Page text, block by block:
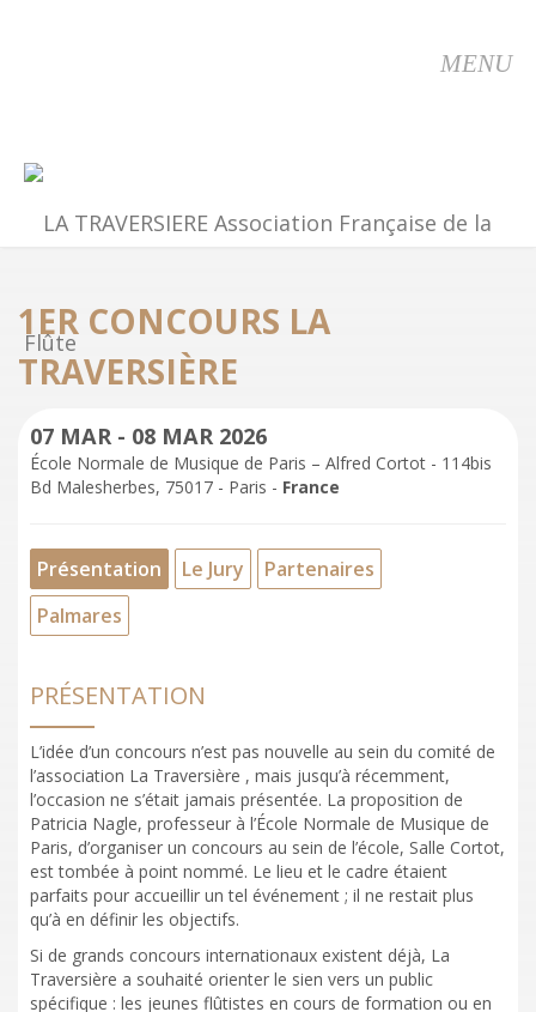
MENU
1ER CONCOURS LA
TRAVERSIÈRE
07 MAR - 08 MAR 2026
École Normale de Musique de Paris – Alfred Cortot - 114bis
Bd Malesherbes, 75017 - Paris - France
Présentation Le Jury
Partenaires
Palmares
PRÉSENTATION
L’idée d’un concours n’est pas nouvelle au sein du comité de
l’association La Traversière , mais jusqu’à récemment,
l’occasion ne s’était jamais présentée. La proposition de
Patricia Nagle, professeur à l’École Normale de Musique de
Paris, d’organiser un concours au sein de l’école, Salle Cortot,
est tombée à point nommé. Le lieu et le cadre étaient
parfaits pour accueillir un tel événement ; il ne restait plus
qu’à en définir les objectifs.
Si de grands concours internationaux existent déjà, La
Traversière a souhaité orienter le sien vers un public
spécifique : les jeunes flûtistes en cours de formation ou en